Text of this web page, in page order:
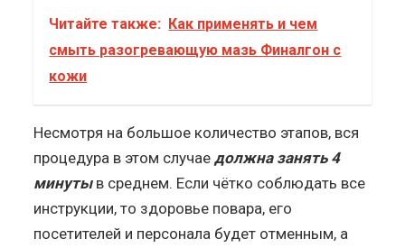
Читайте также: Как применять и чем
смыть разогревающую мазь Финалгон с
кожи
Несмотря на большое количество этапов, вся
процедура в этом случае должна занять 4
минутыв среднем. Если чётко соблюдать все
инструкции, то здоровье повара, его
посетителей и персонала будет отменным, а